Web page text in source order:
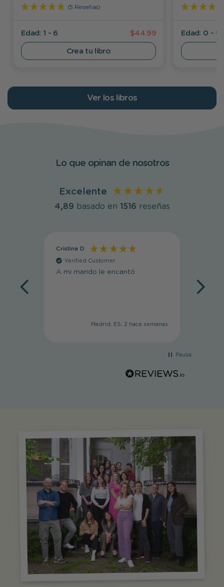
(5 Reseñas)
$44.99
Edad: 1 - 6
Crea tu libro
Edad: 0 -
Ver los libros
Lo que opinan de nosotros
Excelente
4,89 basado en 1516 reseñas
Cristina D
Verified Customer
A mi marido le encantó
Madrid, ES, 2 hace semanas
Pausa